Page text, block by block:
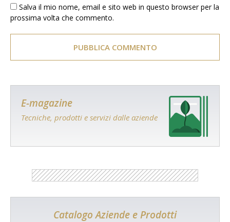
Salva il mio nome, email e sito web in questo browser per la
prossima volta che commento.
E-magazine
Tecniche, prodotti e servizi dalle aziende
Catalogo Aziende e Prodotti